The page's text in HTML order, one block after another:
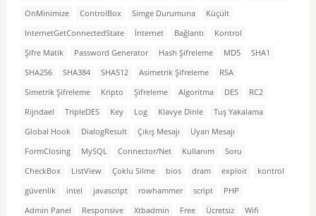
OnMinimize
ControlBox Simge Durumuna
Küçült
InternetGetConnectedState
İnternet Bağlantı
Kontrol
Şifre Matik
Password Generator Hash Şifreleme MD5
SHA1
SHA256
SHA384 SHA512 Asimetrik Şifreleme
RSA
Simetrik Şifreleme
Kripto Şifreleme Algoritma DES
RC2
Rijndael
TripleDES Key Log Klavye Dinle
Tuş Yakalama
Global Hook
DialogResult Çıkış Mesajı
Uyarı Mesajı
FormClosing
MySQL Connector/Net Kullanım
Soru
CheckBox
ListView Çoklu Silme bios dram exploit
kontrol
güvenlik
intel javascript rowhammer script
PHP
Admin Panel
Responsive Xtbadmin Free Ücretsiz
Wifi